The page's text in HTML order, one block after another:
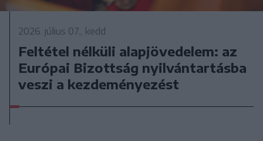
2026. július 07., kedd
Feltétel nélküli alapjövedelem: az
Európai Bizottság nyilvántartásba
veszi a kezdeményezést